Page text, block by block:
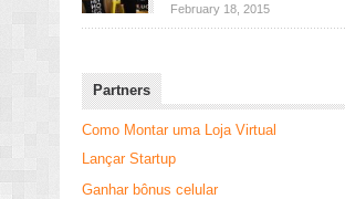
February 18, 2015
Partners
Como Montar uma Loja Virtual
Lançar Startup
Ganhar bônus celular